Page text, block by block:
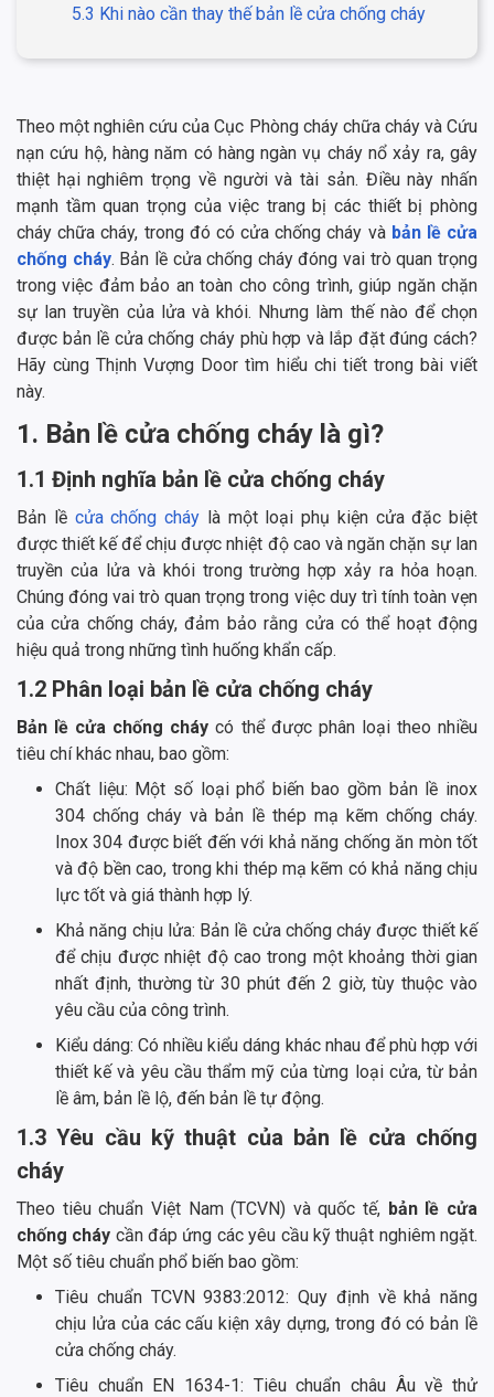
5.3 Khi nào cần thay thế bản lề cửa chống cháy
Theo một nghiên cứu của Cục Phòng cháy chữa cháy và Cứu
nạn cứu hộ, hàng năm có hàng ngàn vụ cháy nổ xảy ra, gây
thiệt hại nghiêm trọng về người và tài sản. Điều này nhấn
mạnh tầm quan trọng của việc trang bị các thiết bị phòng
cháy chữa cháy, trong đó có cửa chống cháy và bản lề cửa
chống cháy. Bản lề cửa chống cháy đóng vai trò quan trọng
trong việc đảm bảo an toàn cho công trình, giúp ngăn chặn
sự lan truyền của lửa và khói. Nhưng làm thế nào để chọn
được bản lề cửa chống cháy phù hợp và lắp đặt đúng cách?
Hãy cùng Thịnh Vượng Door tìm hiểu chi tiết trong bài viết
này.
1. Bản lề cửa chống cháy là gì?
1.1 Định nghĩa bản lề cửa chống cháy
Bản lề cửa chống cháy là một loại phụ kiện cửa đặc biệt
được thiết kế để chịu được nhiệt độ cao và ngăn chặn sự lan
truyền của lửa và khói trong trường hợp xảy ra hỏa hoạn.
Chúng đóng vai trò quan trọng trong việc duy trì tính toàn vẹn
của cửa chống cháy, đảm bảo rằng cửa có thể hoạt động
hiệu quả trong những tình huống khẩn cấp.
1.2 Phân loại bản lề cửa chống cháy
Bản lề cửa chống cháy có thể được phân loại theo nhiều
tiêu chí khác nhau, bao gồm:
Chất liệu: Một số loại phổ biến bao gồm bản lề inox
304 chống cháy và bản lề thép mạ kẽm chống cháy.
Inox 304 được biết đến với khả năng chống ăn mòn tốt
và độ bền cao, trong khi thép mạ kẽm có khả năng chịu
lực tốt và giá thành hợp lý.
Khả năng chịu lửa: Bản lề cửa chống cháy được thiết kế
để chịu được nhiệt độ cao trong một khoảng thời gian
nhất định, thường từ 30 phút đến 2 giờ, tùy thuộc vào
yêu cầu của công trình.
Kiểu dáng: Có nhiều kiểu dáng khác nhau để phù hợp với
thiết kế và yêu cầu thẩm mỹ của từng loại cửa, từ bản
lề âm, bản lề lộ, đến bản lề tự động.
1.3 Yêu cầu kỹ thuật của bản lề cửa chống
cháy
Theo tiêu chuẩn Việt Nam (TCVN) và quốc tế, bản lề cửa
chống cháy cần đáp ứng các yêu cầu kỹ thuật nghiêm ngặt.
Một số tiêu chuẩn phổ biến bao gồm:
Tiêu chuẩn TCVN 9383:2012: Quy định về khả năng
chịu lửa của các cấu kiện xây dựng, trong đó có bản lề
cửa chống cháy.
Tiêu chuẩn EN 1634-1: Tiêu chuẩn châu Âu về thử